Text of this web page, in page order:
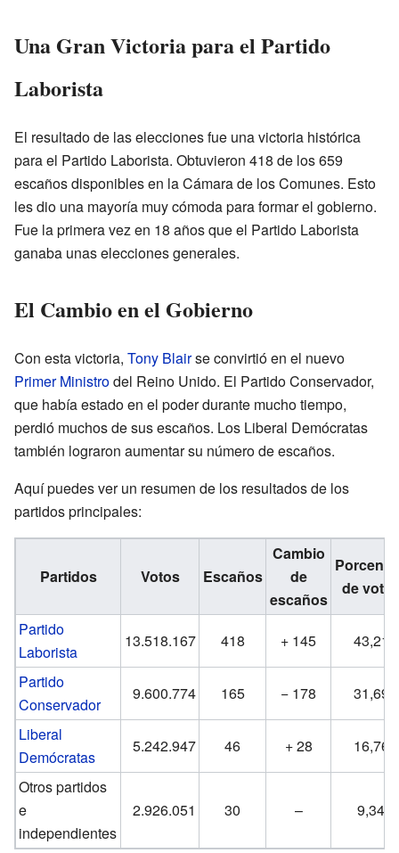
Una Gran Victoria para el Partido
Laborista
El resultado de las elecciones fue una victoria histórica
para el Partido Laborista. Obtuvieron 418 de los 659
escaños disponibles en la Cámara de los Comunes. Esto
les dio una mayoría muy cómoda para formar el gobierno.
Fue la primera vez en 18 años que el Partido Laborista
ganaba unas elecciones generales.
El Cambio en el Gobierno
Con esta victoria, Tony Blairse convirtió en el nuevo
Primer Ministrodel Reino Unido. El Partido Conservador,
que había estado en el poder durante mucho tiempo,
perdió muchos de sus escaños. Los Liberal Demócratas
también lograron aumentar su número de escaños.
Aquí puedes ver un resumen de los resultados de los
partidos principales:
Partidos Votos Escaños
Cambio
de
escaños
de
Partido
Laborista
13.518.167 418 + 145
43,21
Partido
Conservador
9.600.774 165 − 178
31,69
Liberal
Demócratas
5.242.947 46 + 28
16,76
Otros partidos
e
independientes
2.926.051 30 – 9,34